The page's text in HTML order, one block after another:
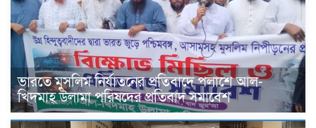
ভারতে মুসলিম নির্যাতনের প্রতিবাদে পলাশে আল-
খিদমাহ্ উলামা পরিষদের প্রতিবাদ সমাবেশ